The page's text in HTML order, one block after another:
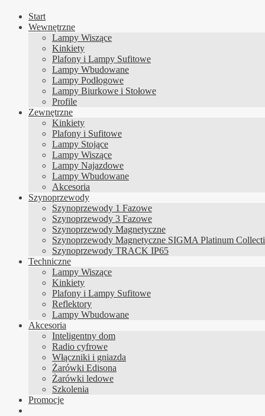
Start
Wewnętrzne
Lampy Wiszące
Kinkiety
Plafony i Lampy Sufitowe
Lampy Wbudowane
Lampy Podłogowe
Lampy Biurkowe i Stołowe
Profile
Zewnętrzne
Kinkiety
Plafony i Sufitowe
Lampy Stojące
Lampy Wiszące
Lampy Najazdowe
Lampy Wbudowane
Akcesoria
Szynoprzewody
Szynoprzewody 1 Fazowe
Szynoprzewody 3 Fazowe
Szynoprzewody Magnetyczne
Szynoprzewody Magnetyczne SIGMA Platinum
Szynoprzewody TRACK IP65
Techniczne
Lampy Wiszące
Kinkiety
Plafony i Lampy Sufitowe
Reflektory
Lampy Wbudowane
Akcesoria
Inteligentny dom
Radio cyfrowe
Włączniki i gniazda
Żarówki Edisona
Żarówki ledowe
Szkolenia
Promocje